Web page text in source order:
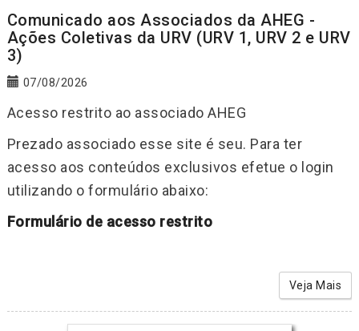
Comunicado aos Associados da AHEG -
Ações Coletivas da URV (URV 1, URV 2 e URV
3)
07/08/2026
Acesso restrito ao associado AHEG
Prezado associado esse site é seu. Para ter
acesso aos conteúdos exclusivos efetue o login
utilizando o formulário abaixo:
Formulário de acesso restrito
Veja Mais